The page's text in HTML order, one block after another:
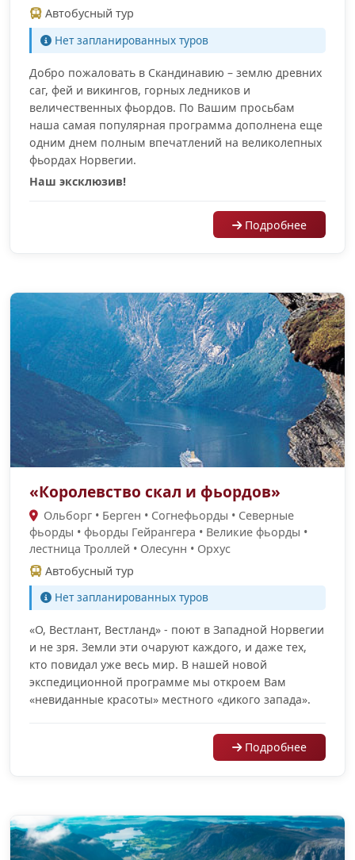
Автобусный тур
Нет запланированных туров
Добро пожаловать в Скандинавию – землю древних
саг, фей и викингов, горных ледников и
величественных фьордов. По Вашим просьбам
наша самая популярная программа дополнена еще
одним днем полным впечатлений на великолепных
фьордах Норвегии.
Наш эксклюзив!
Подробнее
«Королевство скал и фьордов»
Ольборг • Берген • Согнефьорды • Cеверные
фьорды • фьорды Гейрангера • Великие фьорды •
лестница Троллей • Олесунн • Орхус
Автобусный тур
Нет запланированных туров
«О, Вестлант, Вестланд» - поют в Западной Норвегии
и не зря. Земли эти очаруют каждого, и даже тех,
кто повидал уже весь мир. В нашей новой
экспедиционной программе мы откроем Вам
«невиданные красоты» местного «дикого запада».
Подробнее